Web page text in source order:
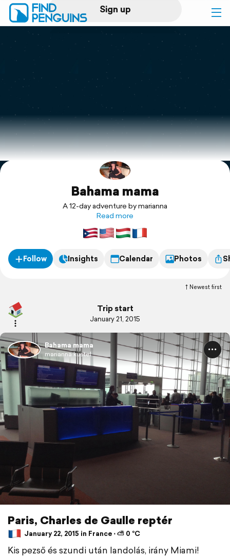
Sign up
Log in
Print a book
Flyover video
Explore
Bahama mama
A 12-day adventure by marianna
Read more
Follow Insights Calendar Photos
Newest first
Trip start
January 21, 2015
Bahama mama
marianna kustel
Paris, Charles de Gaulle reptér
January 22, 2015 in France ⋅ ⛅ 0 °C
Kis pezső és szundi után landolás, irány Miami!